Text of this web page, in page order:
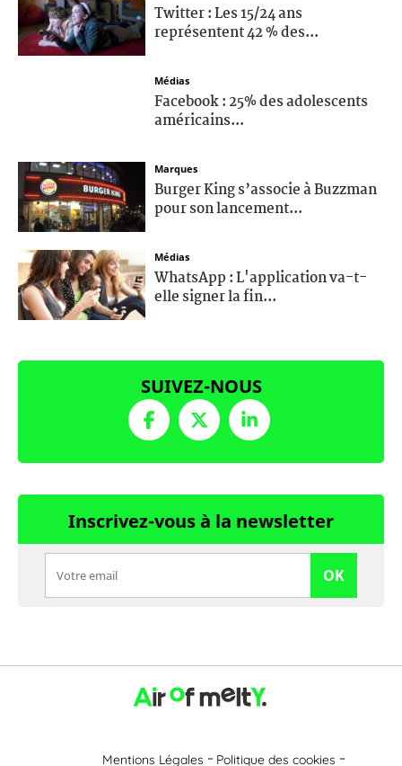
Twitter : Les 15/24 ans
représentent 42 % des...
Médias
Facebook : 25% des adolescents
américains...
Marques
Burger King s’associe à Buzzman
pour son lancement...
Médias
WhatsApp : L'application va-t-
elle signer la fin...
SUIVEZ-NOUS
Inscrivez-vous à la newsletter
OK
Mentions Légales Politique des cookies